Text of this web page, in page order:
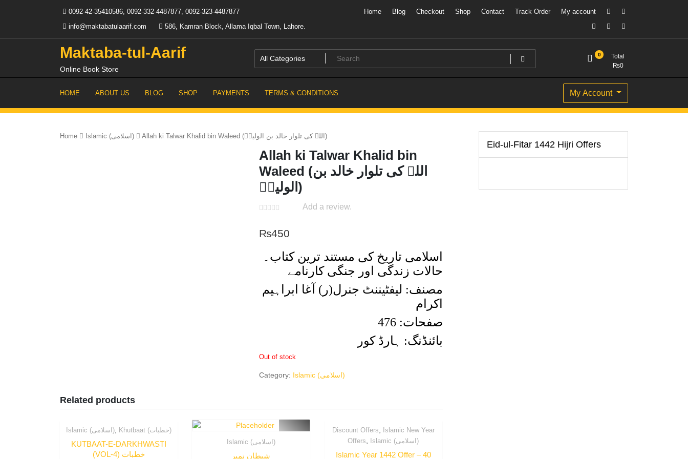
0092-42-35410586, 0092-332-4487877, 0092-323-4487877
info@maktabatulaarif.com
586, Kamran Block, Allama Iqbal Town, Lahore.
Home Blog Checkout Shop Contact Track Order My account
Maktaba-tul-Aarif
Online Book Store
0
Total
₨0
HOME ABOUT US BLOG SHOP PAYMENTS TERMS & CONDITIONS My Account
Home Islamic (اسلامی) Allah ki Talwar Khalid bin Waleed (اللہ کی تلوار خالد بن الولیدؓ)
Allah ki Talwar Khalid bin
Waleed (اللہ کی تلوار خالد بن
الولیدؓ)
Add a review.
₨450
اسلامی تاریخ کی مستند ترین کتاب۔
حالات زندگی اور جنگی کارنامے
مصنف: لیفٹیننٹ جنرل(ر) آغا ابراہیم
اکرام
صفحات: 476
بائنڈنگ: ہارڈ کور
Out of stock
Category: Islamic (اسلامی)
Related products
Islamic (اسلامی) Khutbaat (خطبات)
KUTBAAT-E-DARKHWASTI
(VOL-4) خطبات
Islamic (اسلامی)
شیطان نمبر
Discount Offers
Islamic New Year
Offers
Islamic (اسلامی)
Islamic Year 1442 Offer – 40
Eid-ul-Fitar 1442 Hijri Offers